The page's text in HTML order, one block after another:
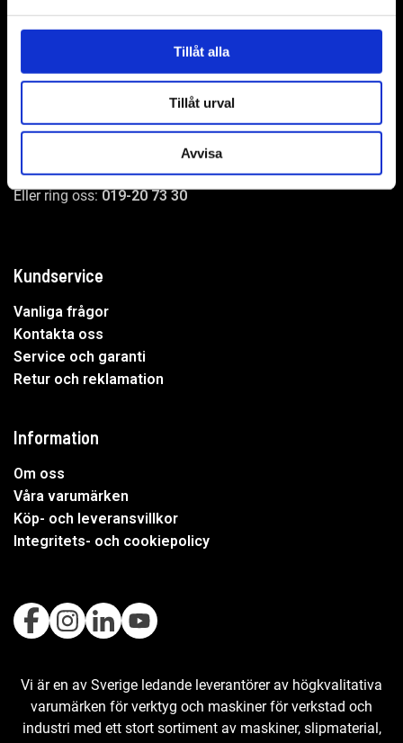
Tillåt alla
Tillåt urval
Avvisa
Adress: Elementvägen 7, 702 27 Örebro
Undrar du över något?
Mejla oss:info@wer.se
Eller ring oss:019-20 73 30
Kundservice
Vanliga frågor
Kontakta oss
Service och garanti
Retur och reklamation
Information
Om oss
Våra varumärken
Köp- och leveransvillkor
Integritets- och cookiepolicy
Vi är en av Sverige ledande leverantörer av högkvalitativa
varumärken för verktyg och maskiner för verkstad och
industri med ett stort sortiment av maskiner, slipmaterial,